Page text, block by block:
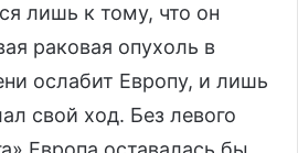
лишь к тому, что он
раковая опухоль в
ослабит Европу, и лишь
свой ход. Без левого